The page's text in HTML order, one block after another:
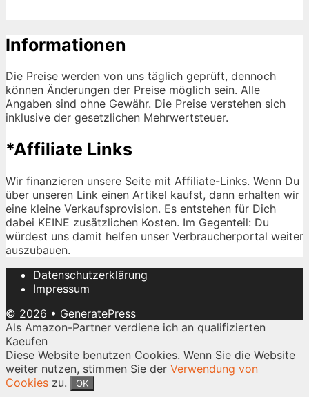
Informationen
Die Preise werden von uns täglich geprüft, dennoch
können Änderungen der Preise möglich sein. Alle
Angaben sind ohne Gewähr. Die Preise verstehen sich
inklusive der gesetzlichen Mehrwertsteuer.
*Affiliate Links
Wir finanzieren unsere Seite mit Affiliate-Links. Wenn Du
über unseren Link einen Artikel kaufst, dann erhalten wir
eine kleine Verkaufsprovision. Es entstehen für Dich
dabei KEINE zusätzlichen Kosten. Im Gegenteil: Du
würdest uns damit helfen unser Verbraucherportal weiter
auszubauen.
Datenschutzerklärung
Impressum
© 2026 • GeneratePress
Als Amazon-Partner verdiene ich an qualifizierten
Kaeufen
Diese Website benutzen Cookies. Wenn Sie die Website
weiter nutzen, stimmen Sie der Verwendung von
Cookies zu. OK